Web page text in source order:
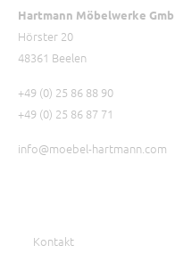
Hartmann Möbelwerke
Hörster 20
48361 Beelen
+49 (0) 25 86 88 90
+49 (0) 25 86 87 71
info@moebel-hartmann.com
Kontakt